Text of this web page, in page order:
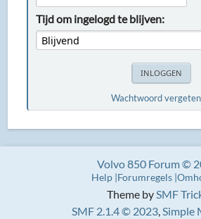
Tijd om ingelogd te blijven:
Wachtwoord
Theme bySMF
SMF 2.1.4 © 2023,Simple
Volvo 850 Forum ©
Help Forumregels